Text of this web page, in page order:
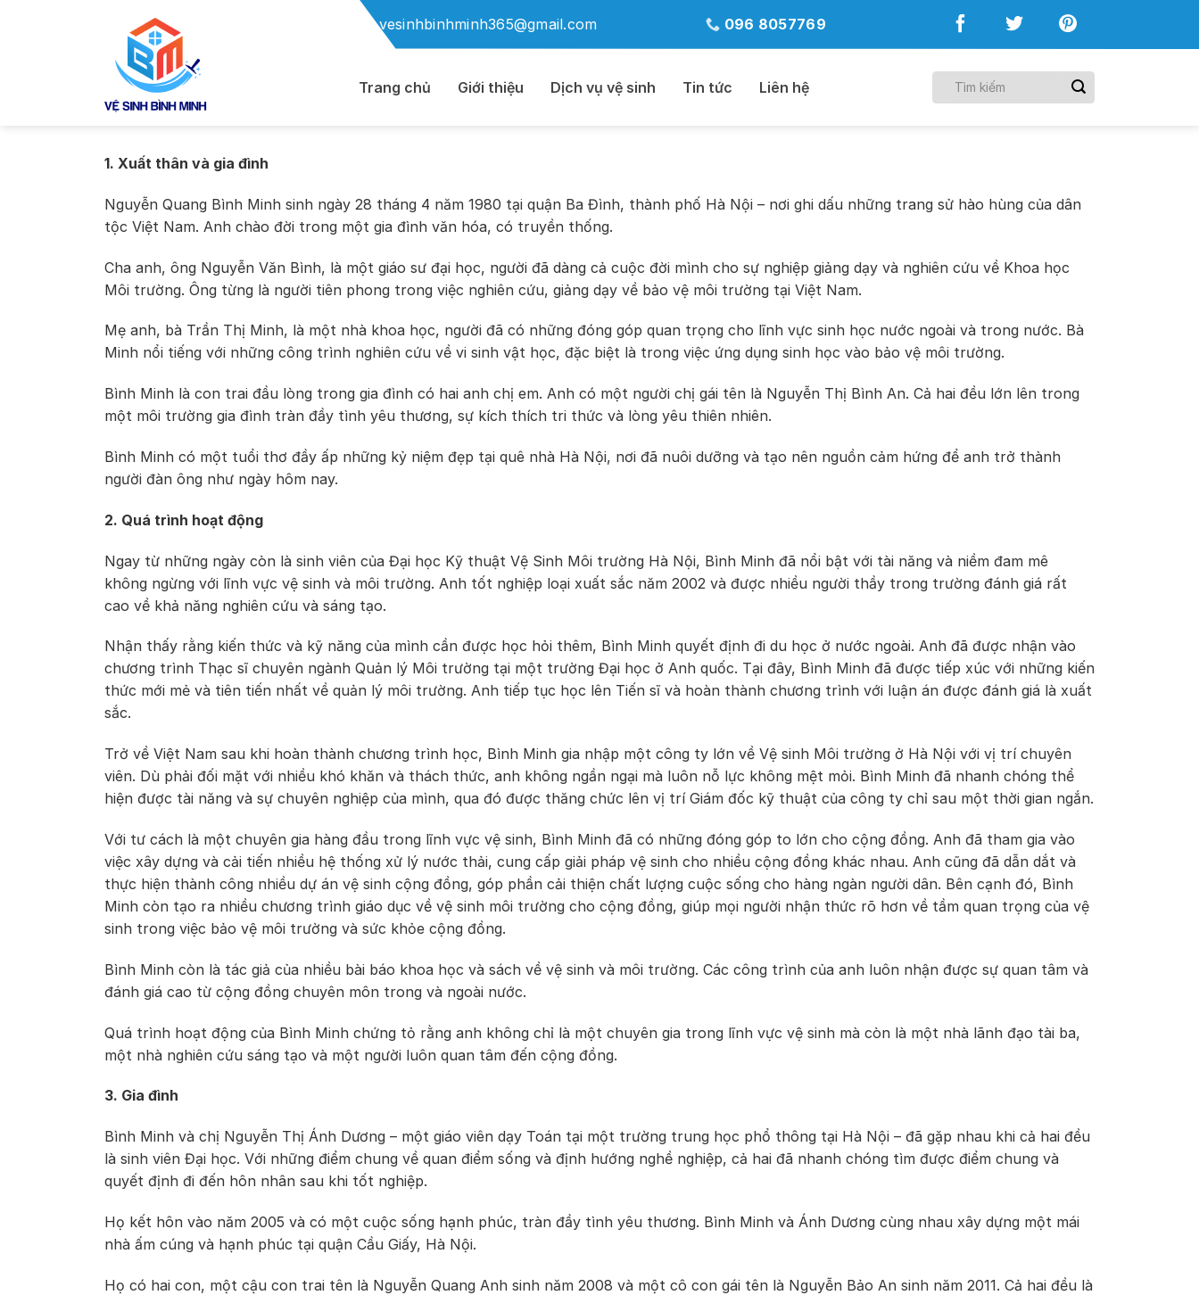
vesinhbinhminh365@gmail.com 096 8057769
Trang chủ Giới thiệu Dịch vụ vệ sinh Tin tức Liên hệ
1. Xuất thân và gia đình
Nguyễn Quang Bình Minh sinh ngày 28 tháng 4 năm 1980 tại quận Ba Đình, thành phố Hà Nội – nơi ghi dấu những trang sử hào hùng của dân
tộc Việt Nam. Anh chào đời trong một gia đình văn hóa, có truyền thống.
Cha anh, ông Nguyễn Văn Bình, là một giáo sư đại học, người đã dàng cả cuộc đời mình cho sự nghiệp giảng dạy và nghiên cứu về Khoa học
Môi trường. Ông từng là người tiên phong trong việc nghiên cứu, giảng dạy về bảo vệ môi trường tại Việt Nam.
Mẹ anh, bà Trần Thị Minh, là một nhà khoa học, người đã có những đóng góp quan trọng cho lĩnh vực sinh học nước ngoài và trong nước. Bà
Minh nổi tiếng với những công trình nghiên cứu về vi sinh vật học, đặc biệt là trong việc ứng dụng sinh học vào bảo vệ môi trường.
Bình Minh là con trai đầu lòng trong gia đình có hai anh chị em. Anh có một người chị gái tên là Nguyễn Thị Bình An. Cả hai đều lớn lên trong
một môi trường gia đình tràn đầy tình yêu thương, sự kích thích tri thức và lòng yêu thiên nhiên.
Bình Minh có một tuổi thơ đầy ấp những kỷ niệm đẹp tại quê nhà Hà Nội, nơi đã nuôi dưỡng và tạo nên nguồn cảm hứng để anh trở thành
người đàn ông như ngày hôm nay.
2. Quá trình hoạt động
Ngay từ những ngày còn là sinh viên của Đại học Kỹ thuật Vệ Sinh Môi trường Hà Nội, Bình Minh đã nổi bật với tài năng và niềm đam mê
không ngừng với lĩnh vực vệ sinh và môi trường. Anh tốt nghiệp loại xuất sắc năm 2002 và được nhiều người thầy trong trường đánh giá rất
cao về khả năng nghiên cứu và sáng tạo.
Nhận thấy rằng kiến thức và kỹ năng của mình cần được học hỏi thêm, Bình Minh quyết định đi du học ở nước ngoài. Anh đã được nhận vào
chương trình Thạc sĩ chuyên ngành Quản lý Môi trường tại một trường Đại học ở Anh quốc. Tại đây, Bình Minh đã được tiếp xúc với những kiến
thức mới mẻ và tiên tiến nhất về quản lý môi trường. Anh tiếp tục học lên Tiến sĩ và hoàn thành chương trình với luận án được đánh giá là xuất
sắc.
Trở về Việt Nam sau khi hoàn thành chương trình học, Bình Minh gia nhập một công ty lớn về Vệ sinh Môi trường ở Hà Nội với vị trí chuyên
viên. Dù phải đối mặt với nhiều khó khăn và thách thức, anh không ngần ngại mà luôn nỗ lực không mệt mỏi. Bình Minh đã nhanh chóng thể
hiện được tài năng và sự chuyên nghiệp của mình, qua đó được thăng chức lên vị trí Giám đốc kỹ thuật của công ty chỉ sau một thời gian ngắn.
Với tư cách là một chuyên gia hàng đầu trong lĩnh vực vệ sinh, Bình Minh đã có những đóng góp to lớn cho cộng đồng. Anh đã tham gia vào
việc xây dựng và cải tiến nhiều hệ thống xử lý nước thải, cung cấp giải pháp vệ sinh cho nhiều cộng đồng khác nhau. Anh cũng đã dẫn dắt và
thực hiện thành công nhiều dự án vệ sinh cộng đồng, góp phần cải thiện chất lượng cuộc sống cho hàng ngàn người dân. Bên cạnh đó, Bình
Minh còn tạo ra nhiều chương trình giáo dục về vệ sinh môi trường cho cộng đồng, giúp mọi người nhận thức rõ hơn về tầm quan trọng của vệ
sinh trong việc bảo vệ môi trường và sức khỏe cộng đồng.
Bình Minh còn là tác giả của nhiều bài báo khoa học và sách về vệ sinh và môi trường. Các công trình của anh luôn nhận được sự quan tâm và
đánh giá cao từ cộng đồng chuyên môn trong và ngoài nước.
Quá trình hoạt động của Bình Minh chứng tỏ rằng anh không chỉ là một chuyên gia trong lĩnh vực vệ sinh mà còn là một nhà lãnh đạo tài ba,
một nhà nghiên cứu sáng tạo và một người luôn quan tâm đến cộng đồng.
3. Gia đình
Bình Minh và chị Nguyễn Thị Ánh Dương – một giáo viên dạy Toán tại một trường trung học phổ thông tại Hà Nội – đã gặp nhau khi cả hai đều
là sinh viên Đại học. Với những điểm chung về quan điểm sống và định hướng nghề nghiệp, cả hai đã nhanh chóng tìm được điểm chung và
quyết định đi đến hôn nhân sau khi tốt nghiệp.
Họ kết hôn vào năm 2005 và có một cuộc sống hạnh phúc, tràn đầy tình yêu thương. Bình Minh và Ánh Dương cùng nhau xây dựng một mái
nhà ấm cúng và hạnh phúc tại quận Cầu Giấy, Hà Nội.
Họ có hai con, một cậu con trai tên là Nguyễn Quang Anh sinh năm 2008 và một cô con gái tên là Nguyễn Bảo An sinh năm 2011. Cả hai đều là